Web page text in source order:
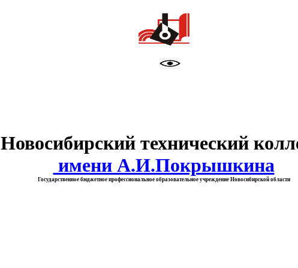
Новосибирский технический
имени А.И.Покрышкина
Государственное бюджетное профессиональное образовательное учреждение Новосибирской области